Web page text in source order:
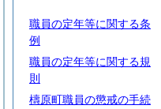
職員の定年等に関する条
例
職員の定年等に関する規
則
檮原町職員の懲戒の手続